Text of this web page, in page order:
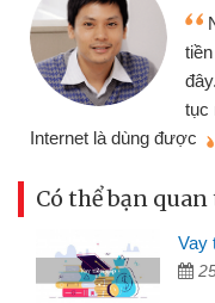
Có thể bạn quan
Vay